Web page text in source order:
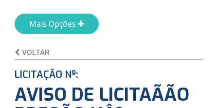
Mais Opções
VOLTAR
LICITAÇÃO Nº:
AVISO DE LICITAÃÃO